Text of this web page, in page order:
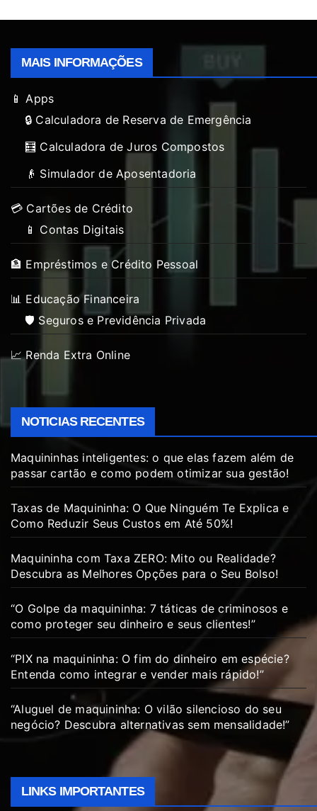
MAIS INFORMAÇÕES
📱 Apps
🔒 Calculadora de Reserva de Emergência
🧮 Calculadora de Juros Compostos
👴 Simulador de Aposentadoria
💳 Cartões de Crédito
📱 Contas Digitais
🏦 Empréstimos e Crédito Pessoal
📊 Educação Financeira
🛡️ Seguros e Previdência Privada
📈 Renda Extra Online
NOTICIAS RECENTES
Maquininhas inteligentes: o que elas fazem além de
passar cartão e como podem otimizar sua gestão!
Taxas de Maquininha: O Que Ninguém Te Explica e
Como Reduzir Seus Custos em Até 50%!
Maquininha com Taxa ZERO: Mito ou Realidade?
Descubra as Melhores Opções para o Seu Bolso!
“O Golpe da maquininha: 7 táticas de criminosos e
como proteger seu dinheiro e seus clientes!”
“PIX na maquininha: O fim do dinheiro em espécie?
Entenda como integrar e vender mais rápido!”
“Aluguel de maquininha: O vilão silencioso do seu
negócio? Descubra alternativas sem mensalidade!”
LINKS IMPORTANTES